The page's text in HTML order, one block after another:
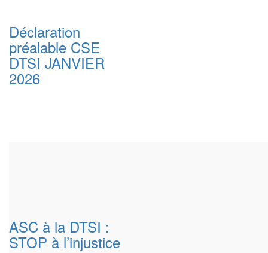
Déclaration
préalable CSE
DTSI JANVIER
2026
ASC à la DTSI :
STOP à l’injustice